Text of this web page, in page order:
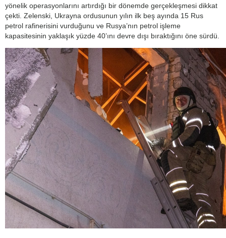
yönelik operasyonlarını artırdığı bir dönemde gerçekleşmesi dikkat
çekti. Zelenski, Ukrayna ordusunun yılın ilk beş ayında 15 Rus
petrol rafinerisini vurduğunu ve Rusya’nın petrol işleme
kapasitesinin yaklaşık yüzde 40’ını devre dışı bıraktığını öne sürdü.